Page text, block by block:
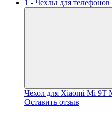
Чехол для Xiaomi Mi 9T
Оставить отзыв